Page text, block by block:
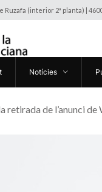
(interior 2ª planta) |
Notícies
retirada de l’anunci de